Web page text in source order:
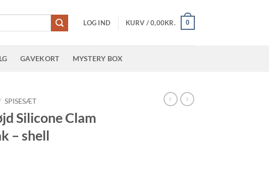
LOG IND KURV /0,00KR. 0
GAVEKORT MYSTERY BOX
SPISESÆT
Silicone Clam
– shell